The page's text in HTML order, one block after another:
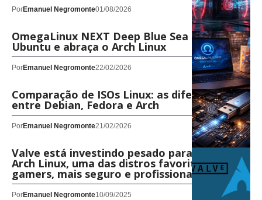
PorEmanuel Negromonte01/08/2026
OmegaLinux NEXT Deep Blue Sea mata base
Ubuntu e abraça o Arch Linux
PorEmanuel Negromonte22/02/2026
Comparação de ISOs Linux: as diferenças
entre Debian, Fedora e Arch
PorEmanuel Negromonte21/02/2026
Valve está investindo pesado para tornar o
Arch Linux, uma das distros favoritas dos
gamers, mais seguro e profissional
PorEmanuel Negromonte10/09/2025